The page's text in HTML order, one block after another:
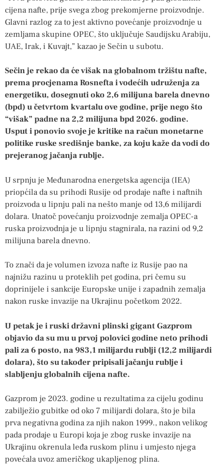
cijena nafte, prije svega zbog prekomjerne proizvodnje.
Glavni razlog za to jest aktivno povećanje proizvodnje u
zemljama skupine OPEC, što uključuje Saudijsku Arabiju,
UAE, Irak, i Kuvajt,” kazao je Sečin u subotu.
Sečin je rekao da će višak na globalnom tržištu nafte,
prema procjenama Rosnefta i vodećih udruženja za
energetiku, dosegnuti oko 2,6 milijuna barela dnevno
(bpd) u četvrtom kvartalu ove godine, prije nego što
“višak” padne na 2,2 milijuna bpd 2026. godine.
Usput i ponovio svoje je kritike na račun monetarne
politike ruske središnje banke, za koju kaže da vodi do
prejeranog jačanja rublje.
U srpnju je Međunarodna energetska agencija (IEA)
priopćila da su prihodi Rusije od prodaje nafte i naftnih
proizvoda u lipnju pali na nešto manje od 13,6 milijardi
dolara. Unatoč povećanju proizvodnje zemalja OPEC-a
ruska proizvodnja je u lipnju stagnirala, na razini od 9,2
milijuna barela dnevno.
To znači da je volumen izvoza nafte iz Rusije pao na
najnižu razinu u proteklih pet godina, pri čemu su
doprinijele i sankcije Europske unije i zapadnih zemalja
nakon ruske invazije na Ukrajinu početkom 2022.
U petak je i ruski državni plinski gigant Gazprom
objavio da su mu u prvoj polovici godine neto prihodi
pali za 6 posto, na 983,1 milijardu rublji (12,2 milijardi
dolara), što su također pripisali jačanju rublje i
slabljenju globalnih cijena nafte.
Gazprom je 2023. godine u rezultatima za cijelu godinu
zabilježio gubitke od oko 7 milijardi dolara, što je bila
prva negativna godina za njih nakon 1999., nakon velikog
pada prodaje u Europi koja je zbog ruske invazije na
Ukrajinu okrenula leđa ruskom plinu i umjesto njega
povećala uvoz američkog ukapljenog plina.